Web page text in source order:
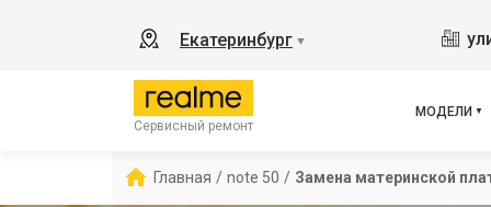
Екатеринбург ▼
Сервисный ремонт
МОДЕЛИ
11
C67
Главная / note 50 / Замена материнской